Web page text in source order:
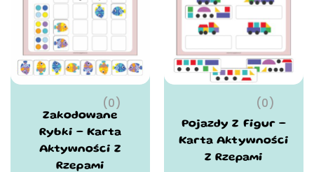
(0)
Zakodowane
Rybki – Karta
Aktywności Z
Rzepami
(0)
Pojazdy Z Figur –
Karta Aktywności
Z Rzepami